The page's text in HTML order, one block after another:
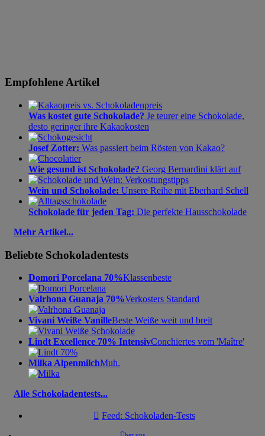
Empfohlene Artikel
Was kostet gute Schokolade? Je teurer eine Schokolade,
desto geringer ihre Kakaokosten
Josef Zotter: Was passiert beim Rösten von Kakao?
Wie gesund ist Schokolade? Georg Bernardini klärt auf
Wein und Schokolade: Unsere Reihe mit Eberhard Schell
Schokolade für jeden Tag: Die perfekte Hausschokolade
Mehr Artikel...
Beliebte Schokoladentests
Domori Porcelana 70%Klassenbeste
Valrhona Guanaja 70%Verkosters Standard
Vivani Weiße VanilleBeste Weiße weit und breit
Lindt Excellence 70% IntensivConchiertes vom 'Maître'
Milka AlpenmilchMuh.
Alle Schokoladentests...
 Feed: Schokoladen-Tests